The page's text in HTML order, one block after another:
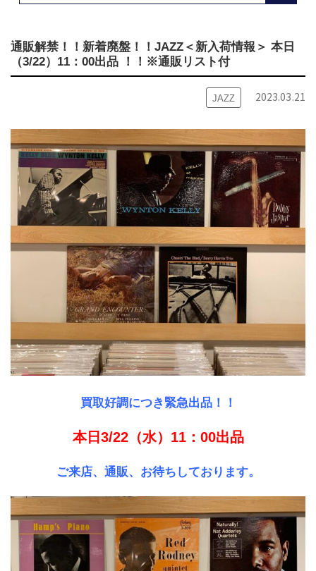
通販解禁！！新着廃盤！！JAZZ＜新入荷情報＞ 本日
（3/22）11：00出品 ！！※通販リスト付
JAZZ 2023.03.21
買取好調につき緊急出品！！
本日3/22（水）11：00出品
ご来店、通販、お待ちしております。